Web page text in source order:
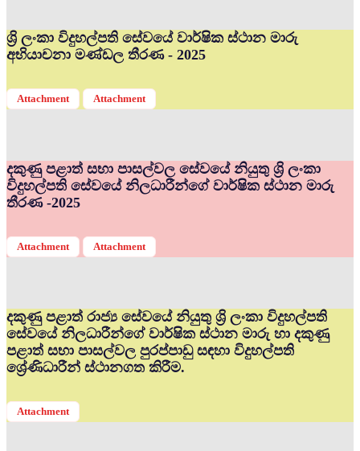
ශ්‍රි ලංකා විදුහල්පති සේවයේ වාර්ෂික ස්ථාන මාරු
අභියාචනා මණ්ඩල තීරණ - 2025
Attachment Attachment
දකුණු පළාත් සභා පාසල්වල සේවයේ නියුතු ශ්‍රි ලංකා
විදුහල්පති සේවයේ නිලධාරීන්ගේ වාර්ෂික ස්ථාන මාරු
තීරණ -2025
Attachment Attachment
දකුණු පළාත් රාජ්‍ය සේවයේ නියුතු ශ්‍රි ලංකා විදුහල්පති
සේවයේ නිලධාරීන්ගේ වාර්ෂික ස්ථාන මාරු හා දකුණු
පළාත් සභා පාසල්වල පුරප්පාඩු සඳහා විදුහල්පති
ශ්‍රේණිධාරීන් ස්ථානගත කිරීම.
Attachment